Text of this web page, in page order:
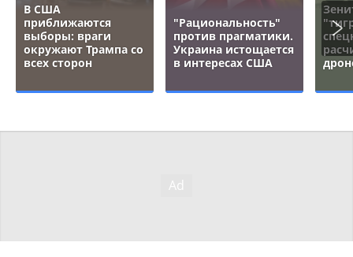
В США
приближаются
выборы: враги
окружают Трампа со
всех сторон
"Рациональность"
против прагматики.
Украина истощается
в интересах США